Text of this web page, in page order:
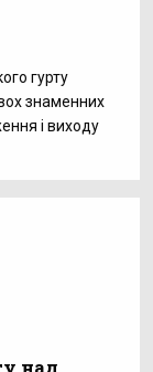
гурту
знаменних
і виходу